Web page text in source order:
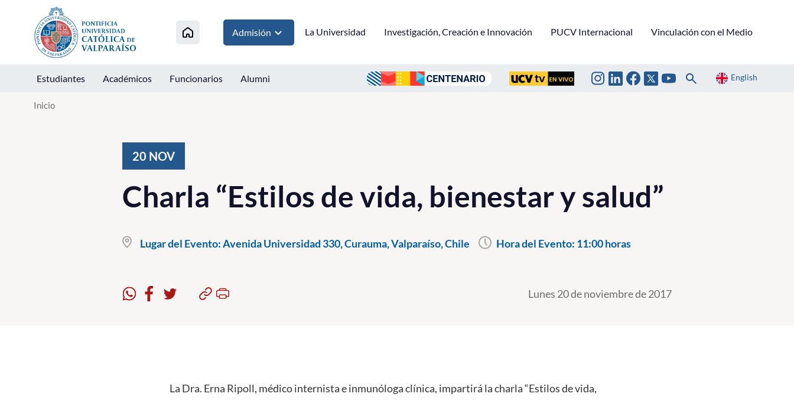
Click acá para ir directamente al contenido
Admisión La Universidad Investigación, Creación e Innovación PUCV Internacional Vinculación con el Medio
Estudiantes Académicos Funcionarios Alumni English
Inicio
20 NOV
Charla “Estilos de vida, bienestar y salud”
Lugar del Evento:Avenida Universidad 330, Curauma, Valparaíso, Chile Hora del Evento: 11:00 horas
Lunes 20 de noviembre de 2017
La Dra. Erna Ripoll, médico internista e inmunóloga clínica, impartirá la charla “Estilos de vida,